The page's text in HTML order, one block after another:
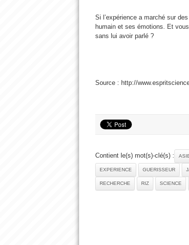
Si l’expérience a marché sur
humain et ses émotions. Et
sans lui avoir parlé ?
Source : http://
Contient le(s) mot(s)-clé(s) :
EXPERIENCE GUERISSEUR
RECHERCHE RIZ SCIENCE